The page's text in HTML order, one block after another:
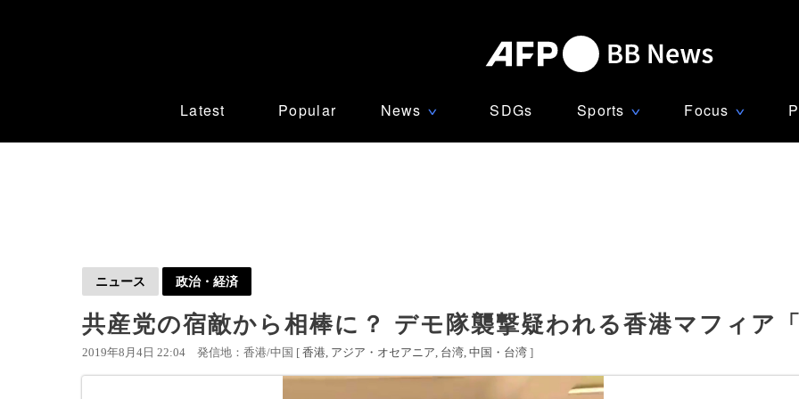
Latest Popular News ∨ SDGs Sports ∨ Focus ∨
ニュース 政治・経済
共産党の宿敵から相棒に？ デモ隊襲撃疑われる香港マフィア
2019年8月4日 22:04 発信地：香港/中国 [ 香港 アジア・オセアニア 台湾 中国・台湾 ]